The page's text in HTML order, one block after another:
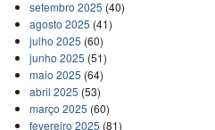
setembro 2025 (40)
agosto 2025 (41)
julho 2025 (60)
junho 2025 (51)
maio 2025 (64)
abril 2025 (53)
março 2025 (60)
fevereiro 2025 (81)